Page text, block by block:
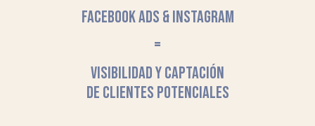
FACEBOOK ADS & INSTAGRAM
=
VISIBILIDAD Y CAPTACIÓN
DE CLIENTES POTENCIALES